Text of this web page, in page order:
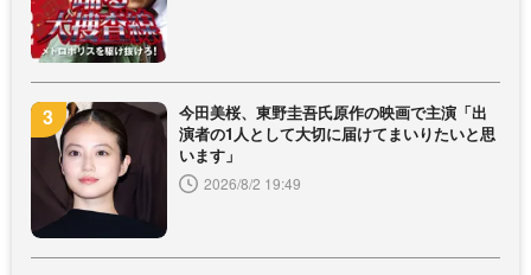
今田美桜、東野圭吾氏原作の映画で主演「出
演者の1人として大切に届けてまいりたいと思
います」
2026/8/2 19:49